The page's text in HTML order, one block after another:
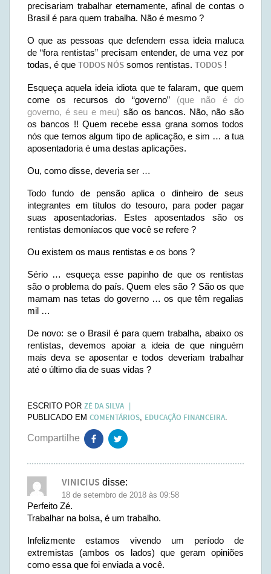
precisariam trabalhar eternamente, afinal de contas o
Brasil é para quem trabalha. Não é mesmo ?
O que as pessoas que defendem essa ideia maluca
de “fora rentistas” precisam entender, de uma vez por
todas, é que TODOS NÓS somos rentistas. TODOS !
Esqueça aquela ideia idiota que te falaram, que quem
come os recursos do “governo” (que não é do
governo, é seu e meu) são os bancos. Não, não são
os bancos !! Quem recebe essa grana somos todos
nós que temos algum tipo de aplicação, e sim … a tua
aposentadoria é uma destas aplicações.
Ou, como disse, deveria ser …
Todo fundo de pensão aplica o dinheiro de seus
integrantes em títulos do tesouro, para poder pagar
suas aposentadorias. Estes aposentados são os
rentistas demoníacos que você se refere ?
Ou existem os maus rentistas e os bons ?
Sério … esqueça esse papinho de que os rentistas
são o problema do país. Quem eles são ? São os que
mamam nas tetas do governo … os que têm regalias
mil …
De novo: se o Brasil é para quem trabalha, abaixo os
rentistas, devemos apoiar a ideia de que ninguém
mais deva se aposentar e todos deveriam trabalhar
até o último dia de suas vidas ?
ESCRITO POR ZÉ DA SILVA
PUBLICADO EM COMENTÁRIOS, EDUCAÇÃO FINANCEIRA.
VINICIUS disse:
18 de setembro de 2018 às 09:58
Perfeito Zé.
Trabalhar na bolsa, é um trabalho.
Infelizmente estamos vivendo um período de
extremistas (ambos os lados) que geram opiniões
como essa que foi enviada a você.